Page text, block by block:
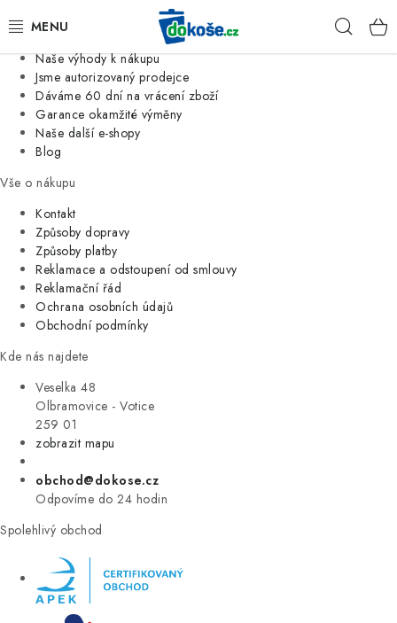
Jsme tradiční česká firma
Naše výhody k nákupu
Jsme autorizovaný prodejce
Dáváme 60 dní na vrácení zboží
Garance okamžité výměny
Naše další e-shopy
Blog
Vše o nákupu
Kontakt
Způsoby dopravy
Způsoby platby
Reklamace a odstoupení od smlouvy
Reklamační řád
Ochrana osobních údajů
Obchodní podmínky
Kde nás najdete
Veselka 48
Olbramovice - Votice
259 01
zobrazit mapu
obchod@dokose.cz
Odpovíme do 24 hodin
Spolehlivý obchod
KOŠE
SÁČKY
KUCHYNĚ
ORGANIZACE
DOMÁCNOST
ÚKLID
VÝPRODEJ
ZNAČKY
Úvod Kontakt Blog
Moje objednávka